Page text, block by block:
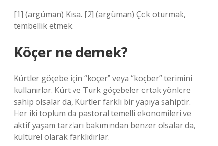
[1] (argüman) Kısa. [2] (argüman) Çok oturmak,
tembellik etmek.
Köçer ne demek?
Kürtler göçebe için “koçer” veya “koçber” terimini
kullanırlar. Kürt ve Türk göçebeler ortak yönlere
sahip olsalar da, Kürtler farklı bir yapıya sahiptir.
Her iki toplum da pastoral temelli ekonomileri ve
aktif yaşam tarzları bakımından benzer olsalar da,
kültürel olarak farklıdırlar.